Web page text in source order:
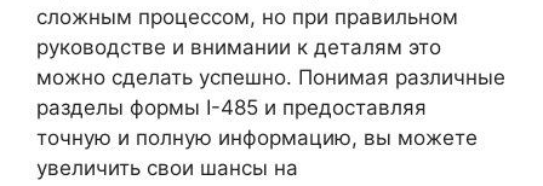
сложным процессом, но при правильном
руководстве и внимании к деталям это
можно сделать успешно. Понимая различные
разделы формы I-485 и предоставляя
точную и полную информацию, вы можете
увеличить свои шансы на